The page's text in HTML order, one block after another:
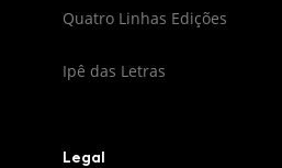
Quatro Linhas Edições
Ipê das Letras
Legal